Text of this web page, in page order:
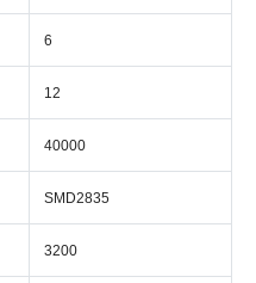
6
12
40000
SMD2835
3200